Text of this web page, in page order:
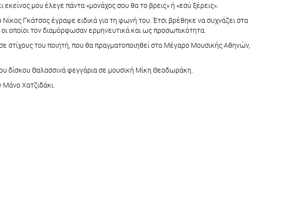
μου έλεγε πάντα «μονάχος σου θα το βρεις» ή «εσύ ξέρεις».
Γκάτσος έγραψε ειδικά για τη φωνή του. Έτσι βρέθηκε να συχνάζει στα
οποίοι τον διαμόρφωσαν ερμηνευτικά και ως προσωπικότητα.
στίχους του ποιητή, που θα πραγματοποιηθεί στο Μέγαρο Μουσικής Αθηνών,
δίσκου Θαλασσινά φεγγάρια σε μουσική Μίκη Θεοδωράκη.
Μάνο Χατζιδάκι.